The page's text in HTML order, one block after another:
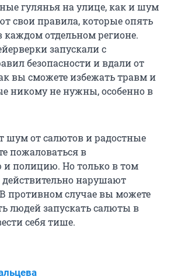
гулянья на улице, как и шум
свои правила, которые опять
каждом отдельном регионе.
запускали с
безопасности и вдали от
вы сможете избежать травм и
никому не нужны, особенно в
шум от салютов и радостные
пожаловаться в
полицию. Но только в том
действительно нарушают
противном случае вы можете
людей запускать салюты в
себя тише.